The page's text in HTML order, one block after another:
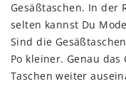
Gesäßtaschen. In der
selten kannst Du
Sind die
Po kleiner. Genau
Taschen weiter